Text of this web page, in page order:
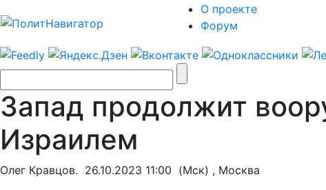
О проекте
Форум
Запад продолжит
Израилем
Олег Кравцов. 26.10.2023 11:00 (Мск) , Москва